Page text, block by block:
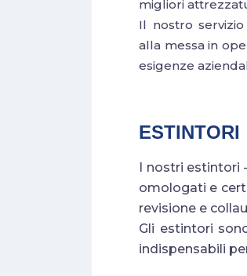
migliori
Il nostro
alla messa in
esigenze
ESTINTORI
I nostri estintori
omologati e
revisione e
Gli estintori
indispensabili